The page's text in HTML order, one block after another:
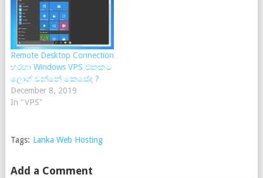
Remote Desktop Connection
හරහා Windows VPS එකකට
ලොග් වන්නේ කෙසේද ?
December 8, 2019
In "VPS"
Tags: Lanka Web Hosting
Add a Comment